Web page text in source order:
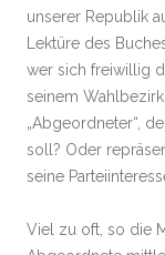
unserer Republik
Lektüre des
wer sich freiwillig
seinem
„Abgeordneter“,
soll? Oder
seine
Viel zu oft, so die